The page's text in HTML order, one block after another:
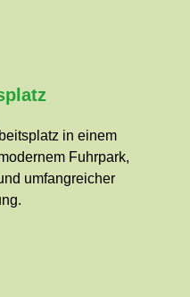
in einem
Fuhrpark,
umfangreicher